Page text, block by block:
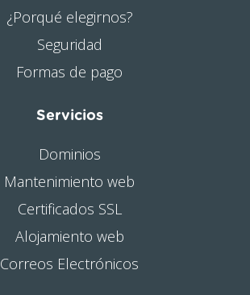
¿Porqué elegirnos?
Seguridad
Formas de pago
Servicios
Dominios
Mantenimiento web
Certificados SSL
Alojamiento web
Correos Electrónicos